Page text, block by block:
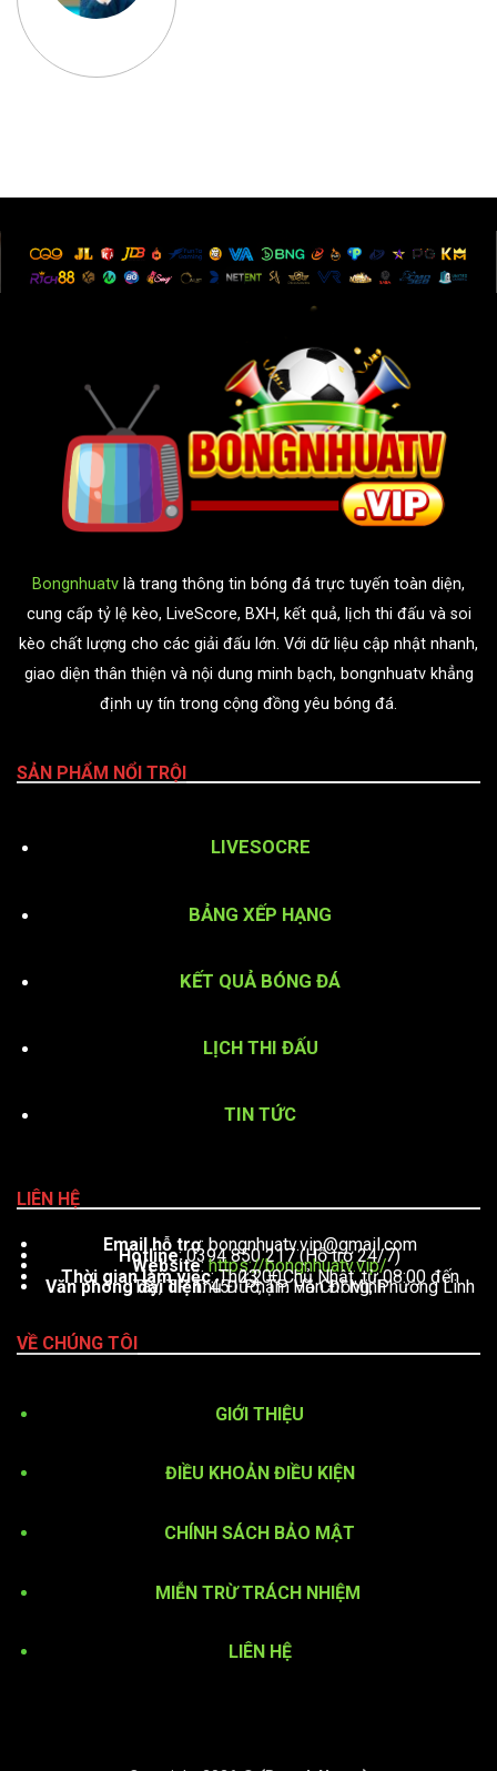
Bongnhuatv là trang thông tin bóng đá trực tuyến toàn diện,
cung cấp tỷ lệ kèo, LiveScore, BXH, kết quả, lịch thi đấu và soi
kèo chất lượng cho các giải đấu lớn. Với dữ liệu cập nhật nhanh,
giao diện thân thiện và nội dung minh bạch, bongnhuatv khẳng
định uy tín trong cộng đồng yêu bóng đá.
SẢN PHẨM NỔI TRỘI
LIVESOCRE
BẢNG XẾP HẠNG
KẾT QUẢ BÓNG ĐÁ
LỊCH THI ĐẤU
TIN TỨC
LIÊN HỆ
Email hỗ trợ:bongnhuatv.vip@gmail.com
Hotline: 0394 850 217 (Hỗ trợ 24/7)
Website:https://bongnhuatv.vip/
Thời gian làm việc : Thứ 2 – Chủ Nhật, từ 08:00 đến 23:00
Văn phòng đại diện: 451 Phạm Văn Đồng, Phường Linh Tây, TP. Thủ Đức, TP. Hồ Chí Minh
VỀ CHÚNG TÔI
GIỚI THIỆU
ĐIỀU KHOẢN ĐIỀU KIỆN
CHÍNH SÁCH BẢO MẬT
MIỄN TRỪ TRÁCH NHIỆM
LIÊN HỆ